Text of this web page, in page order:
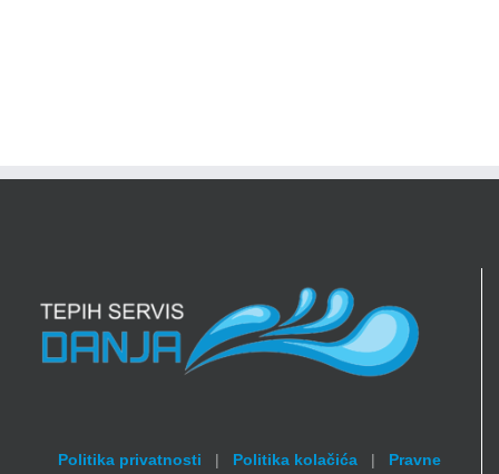
Politika privatnosti | Politika kolačića |
Pravne